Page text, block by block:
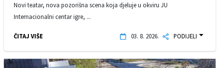
Novi teatar, nova pozorišna scena koja djeluje u okviru JU
Internacionalni centar igre, ...
ČITAJ VIŠE 03. 8. 2026. PODIJELI